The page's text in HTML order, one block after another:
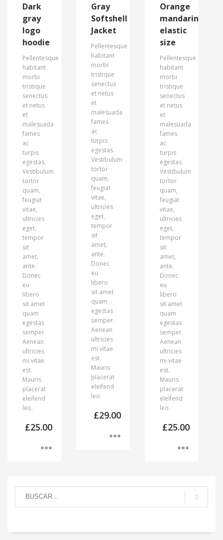
Dark
gray
logo
hoodie
Pellentesque
habitant
morbi
tristique
senectus
et netus
et
malesuada
fames
ac
turpis
egestas.
Vestibulum
tortor
quam,
feugiat
vitae,
ultricies
eget,
tempor
sit
amet,
ante.
Donec
eu
libero
sit amet
quam
egestas
semper.
Aenean
ultricies
mi vitae
est.
Mauris
placerat
eleifend
leo.
£25.00
Gray
Softshell
Jacket
Pellentesque
habitant
morbi
tristique
senectus
et netus
et
malesuada
fames
ac
turpis
egestas.
Vestibulum
tortor
quam,
feugiat
vitae,
ultricies
eget,
tempor
sit
amet,
ante.
Donec
eu
libero
sit amet
quam
egestas
semper.
Aenean
ultricies
mi vitae
est.
Mauris
placerat
eleifend
leo.
£29.00
Orange
mandarin
elastic
size
Pellentesque
habitant
morbi
tristique
senectus
et netus
et
malesuada
fames
ac
turpis
egestas.
Vestibulum
tortor
quam,
feugiat
vitae,
ultricies
eget,
tempor
sit
amet,
ante.
Donec
eu
libero
sit amet
quam
egestas
semper.
Aenean
ultricies
mi vitae
est.
Mauris
placerat
eleifend
leo.
£25.00